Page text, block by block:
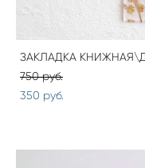
ЗАКЛАДКА
750 pуб.
350 pуб.